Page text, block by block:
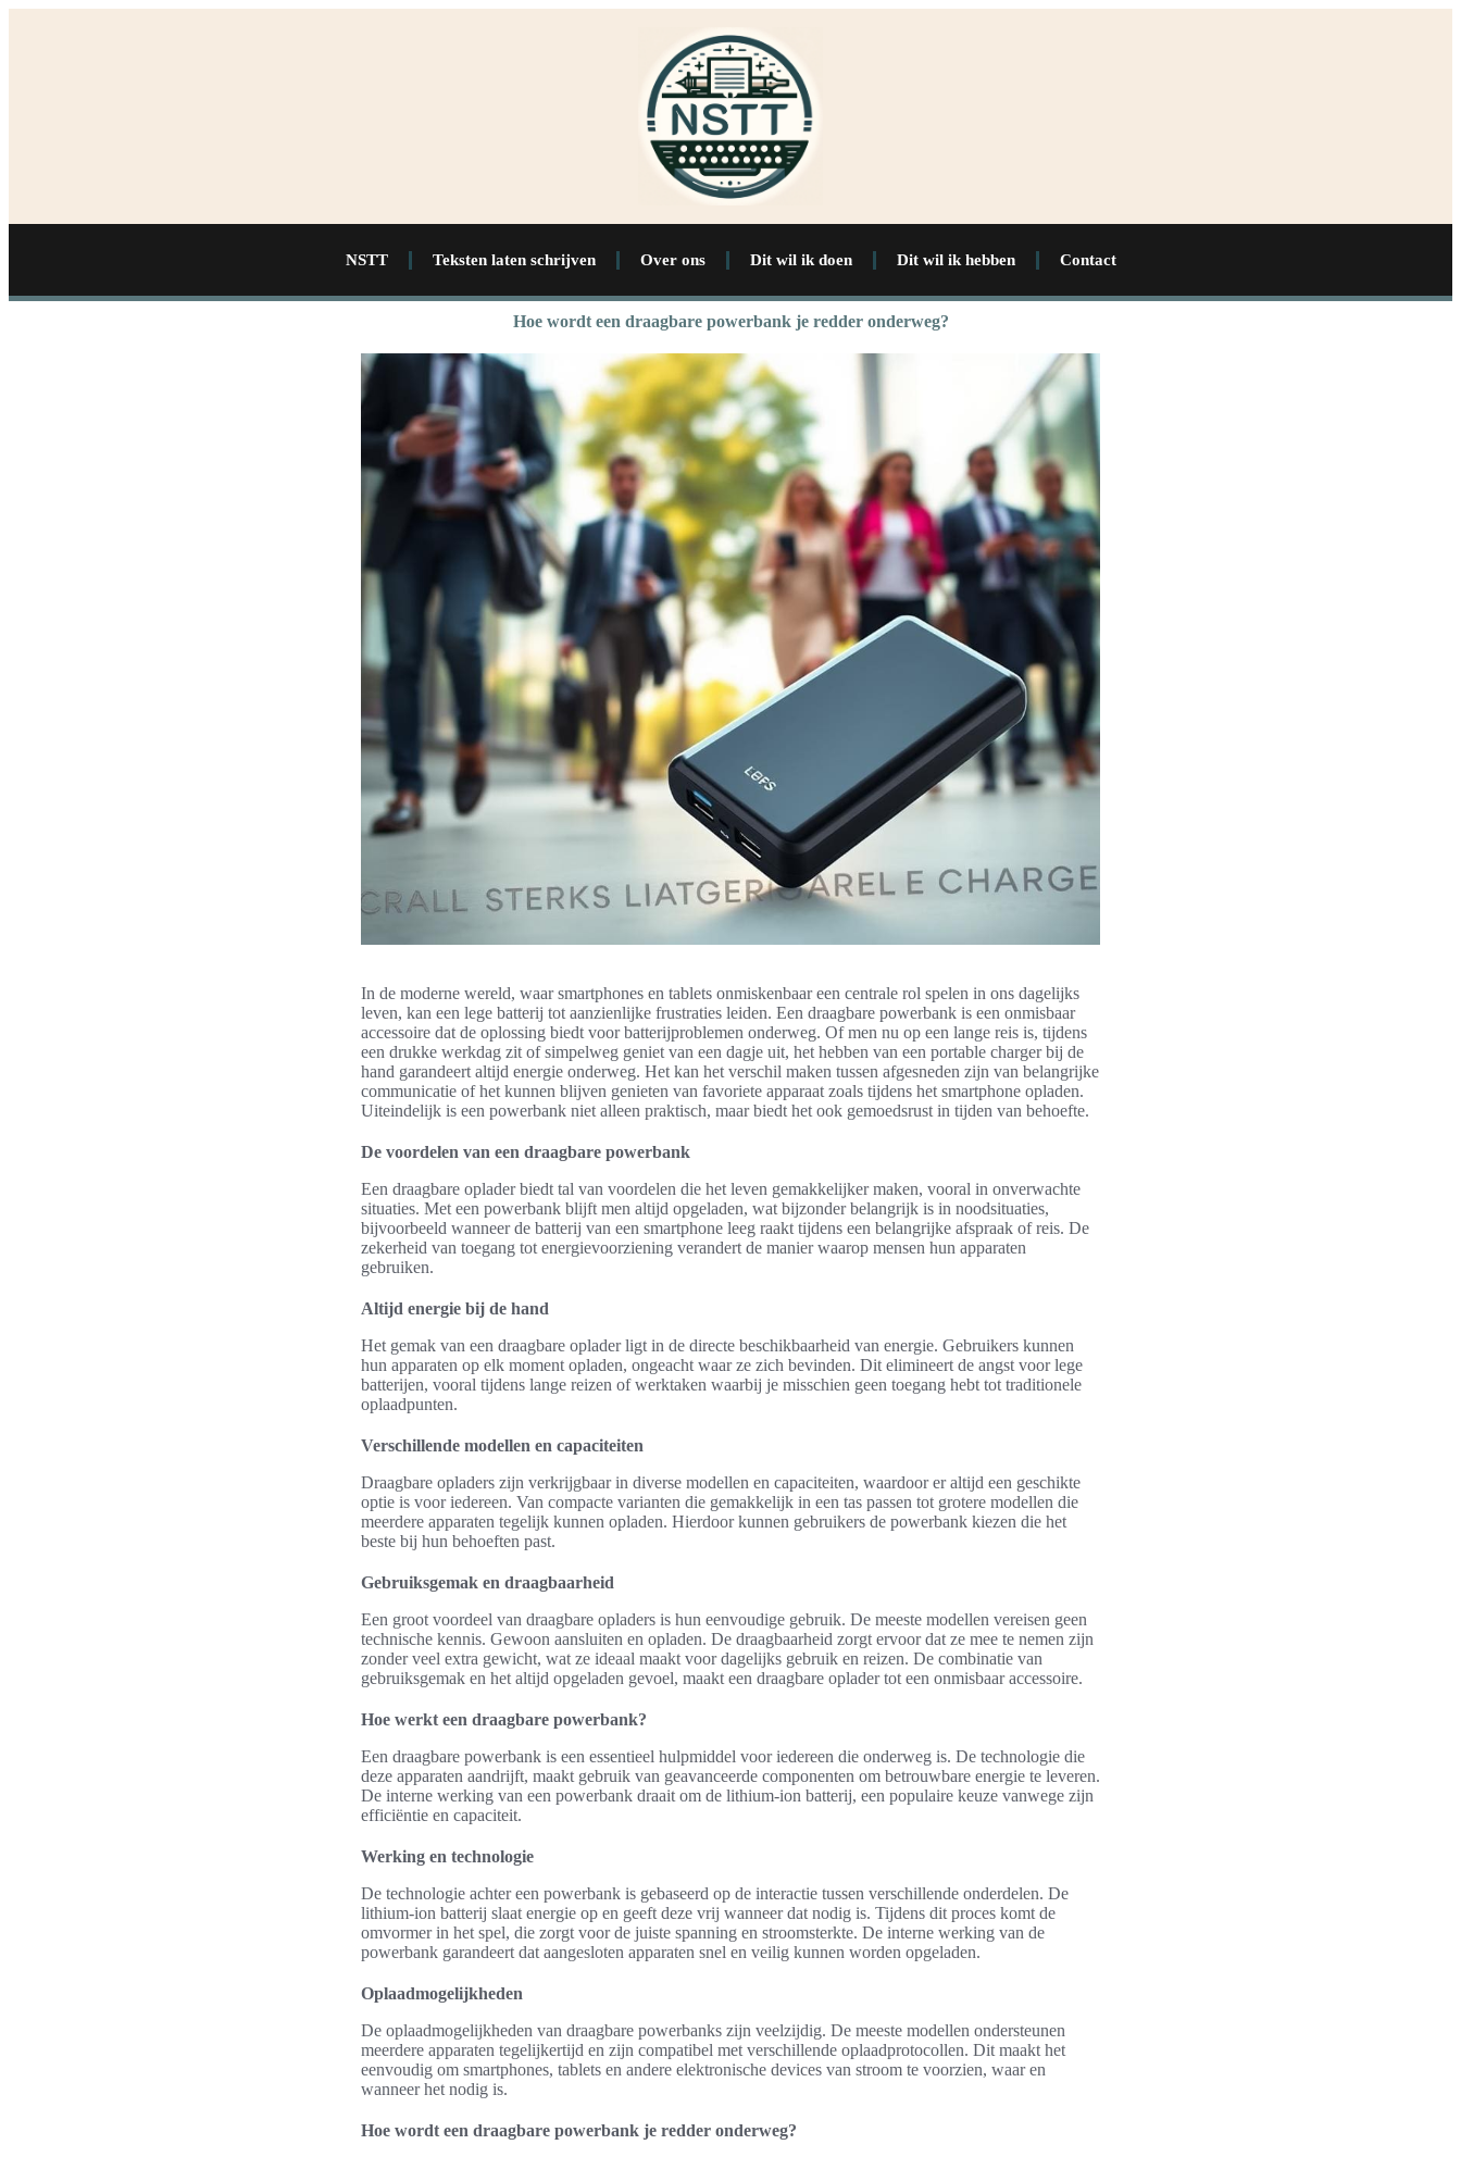
NSTT Teksten laten schrijven Over ons Dit wil ik doen Dit wil ik hebben Contact
Hoe wordt een draagbare powerbank je redder onderweg?
In de moderne wereld, waar smartphones en tablets onmiskenbaar een centrale rol spelen in ons dagelijks
leven, kan een lege batterij tot aanzienlijke frustraties leiden. Een draagbare powerbank is een onmisbaar
accessoire dat de oplossing biedt voor batterijproblemen onderweg. Of men nu op een lange reis is, tijdens
een drukke werkdag zit of simpelweg geniet van een dagje uit, het hebben van een portable charger bij de
hand garandeert altijd energie onderweg. Het kan het verschil maken tussen afgesneden zijn van belangrijke
communicatie of het kunnen blijven genieten van favoriete apparaat zoals tijdens het smartphone opladen.
Uiteindelijk is een powerbank niet alleen praktisch, maar biedt het ook gemoedsrust in tijden van behoefte.
De voordelen van een draagbare powerbank
Een draagbare oplader biedt tal van voordelen die het leven gemakkelijker maken, vooral in onverwachte
situaties. Met een powerbank blijft men altijd opgeladen, wat bijzonder belangrijk is in noodsituaties,
bijvoorbeeld wanneer de batterij van een smartphone leeg raakt tijdens een belangrijke afspraak of reis. De
zekerheid van toegang tot energievoorziening verandert de manier waarop mensen hun apparaten
gebruiken.
Altijd energie bij de hand
Het gemak van een draagbare oplader ligt in de directe beschikbaarheid van energie. Gebruikers kunnen
hun apparaten op elk moment opladen, ongeacht waar ze zich bevinden. Dit elimineert de angst voor lege
batterijen, vooral tijdens lange reizen of werktaken waarbij je misschien geen toegang hebt tot traditionele
oplaadpunten.
Verschillende modellen en capaciteiten
Draagbare opladers zijn verkrijgbaar in diverse modellen en capaciteiten, waardoor er altijd een geschikte
optie is voor iedereen. Van compacte varianten die gemakkelijk in een tas passen tot grotere modellen die
meerdere apparaten tegelijk kunnen opladen. Hierdoor kunnen gebruikers de powerbank kiezen die het
beste bij hun behoeften past.
Gebruiksgemak en draagbaarheid
Een groot voordeel van draagbare opladers is hun eenvoudige gebruik. De meeste modellen vereisen geen
technische kennis. Gewoon aansluiten en opladen. De draagbaarheid zorgt ervoor dat ze mee te nemen zijn
zonder veel extra gewicht, wat ze ideaal maakt voor dagelijks gebruik en reizen. De combinatie van
gebruiksgemak en het altijd opgeladen gevoel, maakt een draagbare oplader tot een onmisbaar accessoire.
Hoe werkt een draagbare powerbank?
Een draagbare powerbank is een essentieel hulpmiddel voor iedereen die onderweg is. De technologie die
deze apparaten aandrijft, maakt gebruik van geavanceerde componenten om betrouwbare energie te leveren.
De interne werking van een powerbank draait om de lithium-ion batterij, een populaire keuze vanwege zijn
efficiëntie en capaciteit.
Werking en technologie
De technologie achter een powerbank is gebaseerd op de interactie tussen verschillende onderdelen. De
lithium-ion batterij slaat energie op en geeft deze vrij wanneer dat nodig is. Tijdens dit proces komt de
omvormer in het spel, die zorgt voor de juiste spanning en stroomsterkte. De interne werking van de
powerbank garandeert dat aangesloten apparaten snel en veilig kunnen worden opgeladen.
Oplaadmogelijkheden
De oplaadmogelijkheden van draagbare powerbanks zijn veelzijdig. De meeste modellen ondersteunen
meerdere apparaten tegelijkertijd en zijn compatibel met verschillende oplaadprotocollen. Dit maakt het
eenvoudig om smartphones, tablets en andere elektronische devices van stroom te voorzien, waar en
wanneer het nodig is.
Hoe wordt een draagbare powerbank je redder onderweg?